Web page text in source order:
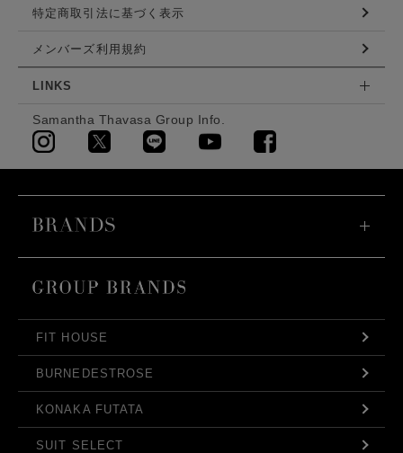
特定商取引法に基づく表示
メンバーズ利用規約
LINKS
Samantha Thavasa Group Info.
FIT HOUSE
BURNEDESTROSE
KONAKA FUTATA
SUIT SELECT